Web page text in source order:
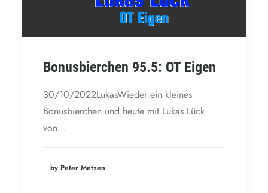
Bonusbierchen 95.5: OT Eigen
30/10/2022LukasWieder ein kleines
Bonusbierchen und heute mit Lukas Lück
von…
by Peter Metzen